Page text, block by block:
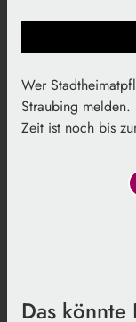
Wer
Straubing melden.
Zeit ist noch bis
Das